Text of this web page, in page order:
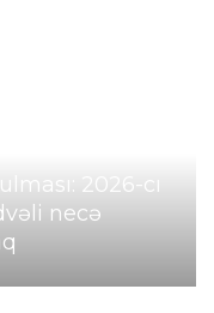
2026-cı
necə